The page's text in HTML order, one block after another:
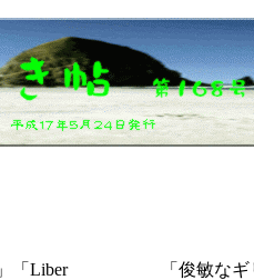
「Liber
「俊敏な